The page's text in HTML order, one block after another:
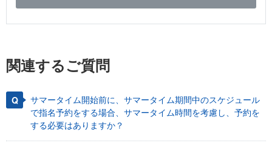
関連するご質問
サマータイム開始前に、サマータイム期間中のスケジュール
で指名予約をする場合、サマータイム時間を考慮し、予約を
する必要はありますか？